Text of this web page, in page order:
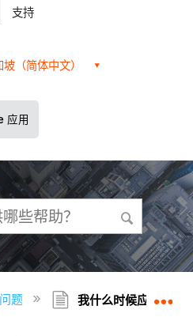
支持
（简体中文）
应用
层次
题 我什么时候应该重新